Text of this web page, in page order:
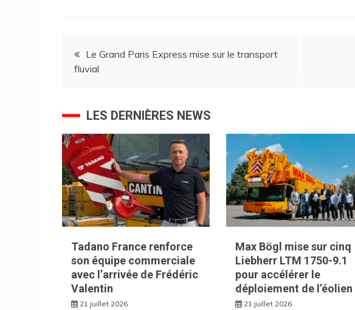
Navigation
de
l’article
Le Grand Paris Express mise sur le transport
fluvial
LES DERNIÈRES NEWS
Tadano France renforce
son équipe commerciale
avec l’arrivée de Frédéric
Valentin
21 juillet 2026
Max Bögl mise sur cinq
Liebherr LTM 1750-9.1
pour accélérer le
déploiement de l’éolien
21 juillet 2026